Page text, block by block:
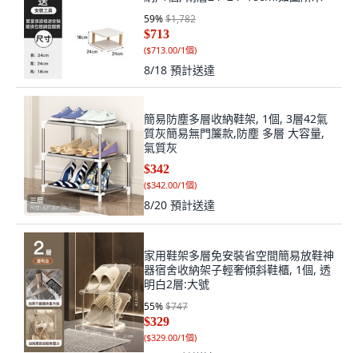
59%$1,782
$713
($713.00/1個)
8/18 預計送達
簡易防塵多層收納鞋架, 1個, 3層42氣
質灰簡易無門簾款,防塵 多層 大容量,
氣質灰
$342
($342.00/1個)
8/20 預計送達
家用鞋架多層免安裝省空間簡易放鞋神
器宿舍收納架子輕奢傾斜鞋櫃, 1個, 透
明白2層:大號
55%$747
$329
($329.00/1個)